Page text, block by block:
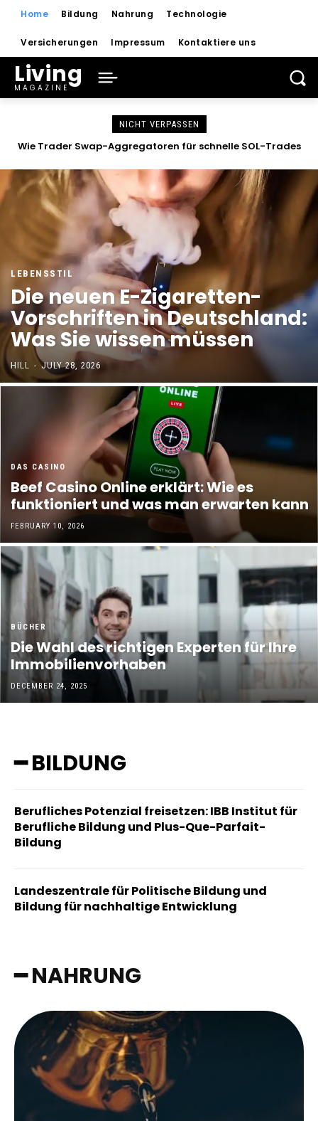
Home Bildung Nahrung Technologie
Versicherungen Impressum Kontaktiere uns
Living
MAGAZINE
NICHT VERPASSEN
Wie Trader Swap-Aggregatoren für schnelle SOL-Trades
LEBENSSTIL
Die neuen E-Zigaretten-
Vorschriften in Deutschland:
Was Sie wissen müssen
HILL - JULY 28, 2026
DAS CASINO
Beef Casino Online erklärt: Wie es
funktioniert und was man erwarten kann
FEBRUARY 10, 2026
BÜCHER
Die Wahl des richtigen Experten für Ihre
Immobilienvorhaben
DECEMBER 24, 2025
━ BILDUNG
Berufliches Potenzial freisetzen: IBB Institut für
Berufliche Bildung und Plus-Que-Parfait-
Bildung
Landeszentrale für Politische Bildung und
Bildung für nachhaltige Entwicklung
━ NAHRUNG